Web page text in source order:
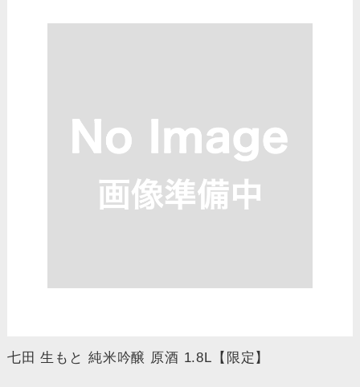
七田 生もと 純米吟醸 原酒 1.8L【限定】